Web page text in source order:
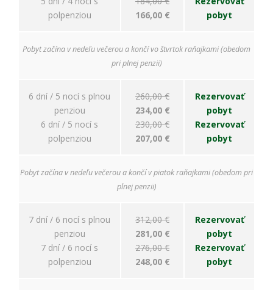
polpenziou
166,00 €
pobyt
Pobyt začína v nedeľu večerou a končí vo štvrtok raňajkami (obedom
pri plnej penzii)
6 dní / 5 nocí s plnou
penziou
6 dní / 5 nocí s
polpenziou
260,00 €
234,00 €
230,00 €
207,00 €
Rezervovať
pobyt
Rezervovať
pobyt
Pobyt začína v nedeľu večerou a končí v piatok raňajkami (obedom pri
plnej penzii)
7 dní / 6 nocí s plnou
penziou
7 dní / 6 nocí s
polpenziou
312,00 €
281,00 €
276,00 €
248,00 €
Rezervovať
pobyt
Rezervovať
pobyt
Štatistiky
porozumieť,
ako
našu stránku,
aby sme ju
mohli
zlepšovať.
zhromažďujú
návštevnosti,
obsahu;
Právny
základ: